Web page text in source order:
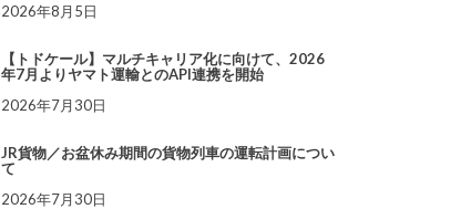
2026年8月5日
【トドケール】マルチキャリア化に向けて、2026
年7月よりヤマト運輸とのAPI連携を開始
2026年7月30日
JR貨物／お盆休み期間の貨物列車の運転計画につい
て
2026年7月30日